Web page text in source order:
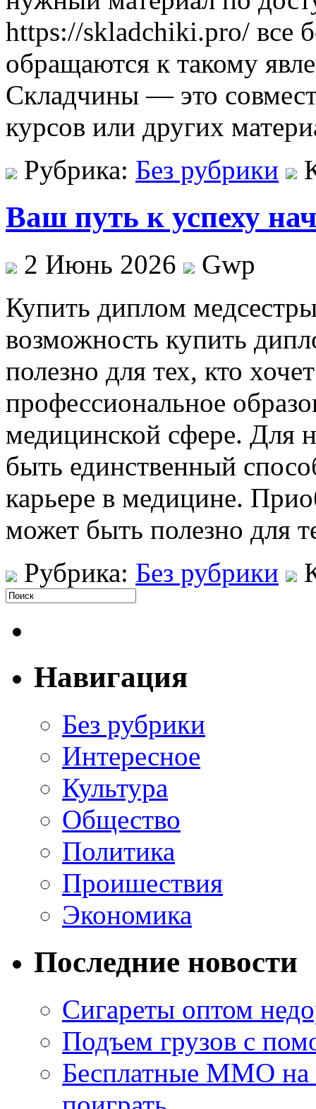
https://skladchiki.pro/ все
обращаются к такому
Складчины — это
курсов или других
Рубрика: Без рубрики
Ваш путь к успеху
2 Июнь 2026
Gwp
Купить диплoм
возможность купить
полезно для тех, кто
профессиональное
медицинской сфере. Для
быть единственный
карьере в медицине.
может быть полезно для
Рубрика: Без рубрики
Навигация
Без рубрики
Интересное
Культура
Общество
Политика
Проишествия
Экономика
Последние новости
Сигареты оптом
Подъем грузов с
Бесплатные MMO